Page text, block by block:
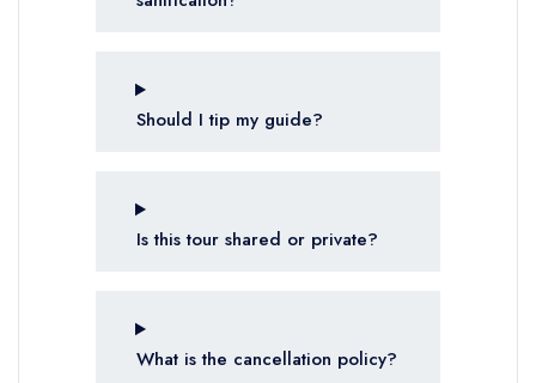
Should I tip my guide?
Is this tour shared or private?
What is the cancellation policy?